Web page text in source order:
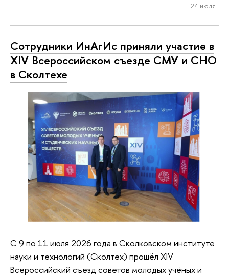
RUSSIA 2022 "Cреднесрочный прогноз для
аграрных рынков"
Пленарное заседание «Устойчивое
сельское хозяйство в России.
Предпосылки трансформации»
Russia’s agriculture" для Russian Journal of
Economics
Доклад «Инновационное развитие в АПК в
России: Agriculture 4.0»
24 июля
Сотрудники ИнАгИс приняли участие в
XIV Всероссийском съезде СМУ и СНО
в Сколтехе
С 9 по 11 июля 2026 года в Сколковском институте
науки и технологий (Сколтех) прошёл XIV
Всероссийский съезд советов молодых учёных и